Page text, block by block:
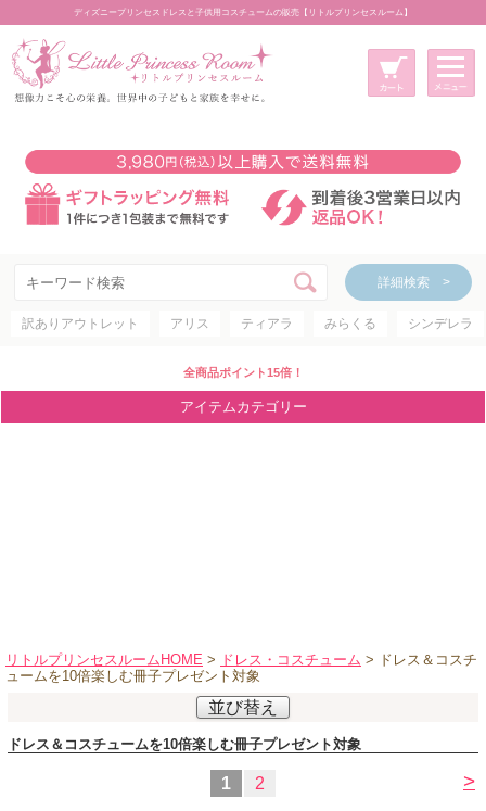
ディズニープリンセスドレスと子供用コスチュームの販売【リトルプリンセスルーム】
詳細検索 >
訳ありアウトレット アリス ティアラ みらくる シンデレラ
全商品ポイント15倍！
アイテムカテゴリー
リトルプリンセスルームHOME > ドレス・コスチューム > ドレス＆コスチ
ュームを10倍楽しむ冊子プレゼント対象
並び替え
ドレス＆コスチュームを10倍楽しむ冊子プレゼント対象
>
1 2
新規会員登録
マイページ
カート
詳細検索 >
アイテムカテゴリー
ディズニープリンセス
ディズニキャラクター
アウトレット
ショッピングインフォメーション